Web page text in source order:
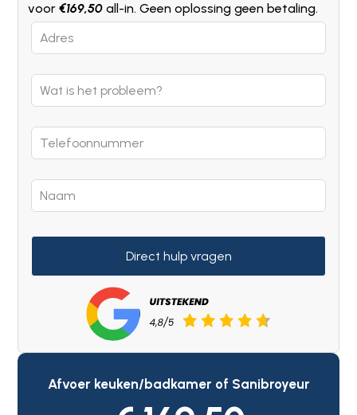
voor€169,50 all-in. Geen oplossing geen betaling.
Leave
this
blank
Direct hulp vragen
Afvoer keuken/badkamer of Sanibroyeur